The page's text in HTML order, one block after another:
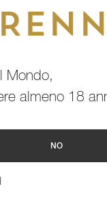
Mondo,
almeno 18
NO